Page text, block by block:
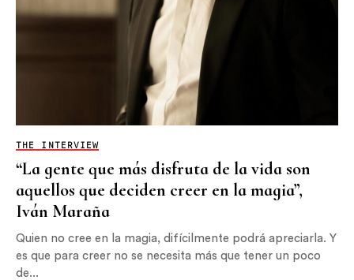
THE INTERVIEW
“La gente que más disfruta de la vida son
aquellos que deciden creer en la magia”,
Iván Maraña
Quien no cree en la magia, difícilmente podrá apreciarla. Y
es que para creer no se necesita más que tener un poco
de...